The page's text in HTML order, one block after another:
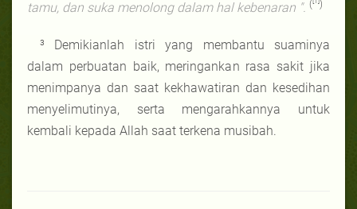
tamu, dan suka menolong dalam hal kebenaran ". ( )
³ Demikianlah istri yang membantu suaminya
dalam perbuatan baik, meringankan rasa sakit jika
menimpanya dan saat kekhawatiran dan kesedihan
menyelimutinya, serta mengarahkannya untuk
kembali kepada Allah saat terkena musibah.